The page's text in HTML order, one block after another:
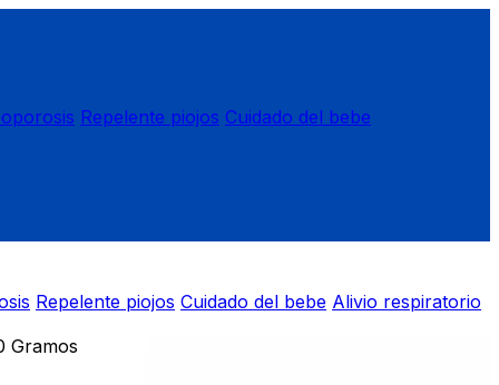
Repelente piojos Cuidado del bebe
Repelente piojos Cuidado del bebe Alivio respiratorio
Gramos